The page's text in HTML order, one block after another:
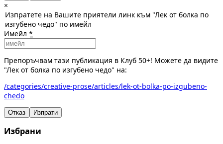
×
Изпратете на Вашите приятели линк към "Лек от болка по
изгубено чедо" по имейл
Имейл *
Препоръчвам тази публикация в Клуб 50+! Можете да видите
"Лек от болка по изгубено чедо" на:
/categories/creative-prose/articles/lek-ot-bolka-po-izgubeno-
chedo
Отказ Изпрати
Избрани